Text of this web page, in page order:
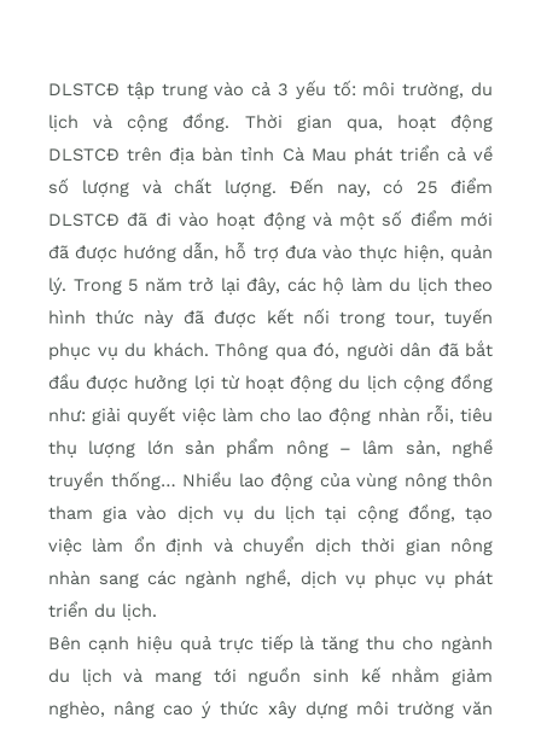
DLSTCÐ tập trung vào cả 3 yếu tố: môi trường, du
lịch và cộng đồng. Thời gian qua, hoạt động
DLSTCÐ trên địa bàn tỉnh Cà Mau phát triển cả về
số lượng và chất lượng. Ðến nay, có 25 điểm
DLSTCÐ đã đi vào hoạt động và một số điểm mới
đã được hướng dẫn, hỗ trợ đưa vào thực hiện, quản
lý. Trong 5 năm trở lại đây, các hộ làm du lịch theo
hình thức này đã được kết nối trong tour, tuyến
phục vụ du khách. Thông qua đó, người dân đã bắt
đầu được hưởng lợi từ hoạt động du lịch cộng đồng
như: giải quyết việc làm cho lao động nhàn rỗi, tiêu
thụ lượng lớn sản phẩm nông – lâm sản, nghề
truyền thống… Nhiều lao động của vùng nông thôn
tham gia vào dịch vụ du lịch tại cộng đồng, tạo
việc làm ổn định và chuyển dịch thời gian nông
nhàn sang các ngành nghề, dịch vụ phục vụ phát
triển du lịch.
Bên cạnh hiệu quả trực tiếp là tăng thu cho ngành
du lịch và mang tới nguồn sinh kế nhằm giảm
nghèo, nâng cao ý thức xây dựng môi trường văn